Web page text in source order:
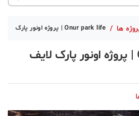
ها / Onur park life | پروژه اونور پارک لایف استانبول
Onur park life | پروژه اونور پارک لایف